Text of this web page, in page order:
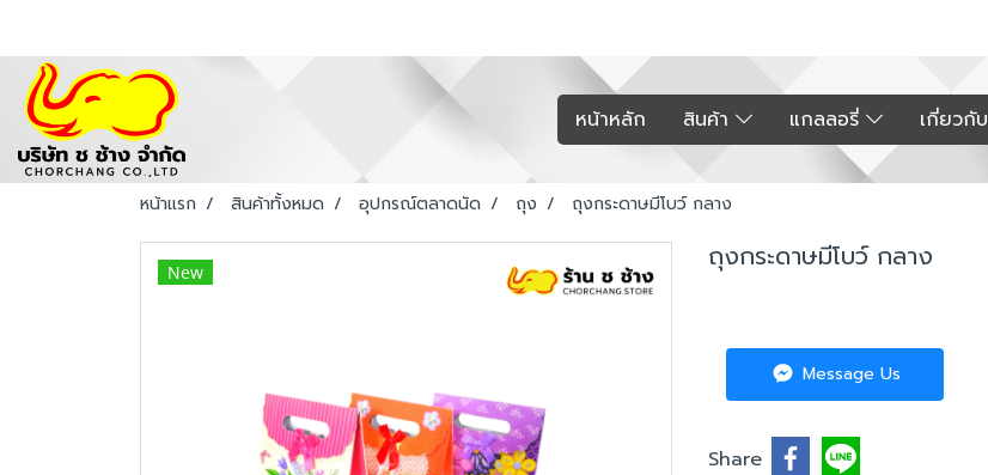
หน้าหลัก สินค้า แกลลอรี่ เกี่ยวกับ
หน้าแรก สินค้าทั้งหมด อุปกรณ์ตลาดนัด ถุง ถุงกระดาษมีโบว์ กลาง
New ถุงกระดาษมีโบว์ กลาง
Message Us
Share